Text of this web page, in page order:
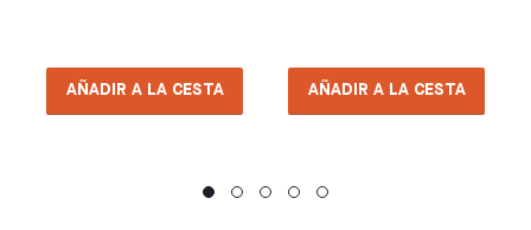
AÑADIR A LA CESTA AÑADIR A LA CESTA